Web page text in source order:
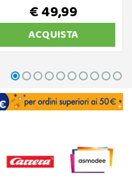
€ 49,99
ACQUISTA